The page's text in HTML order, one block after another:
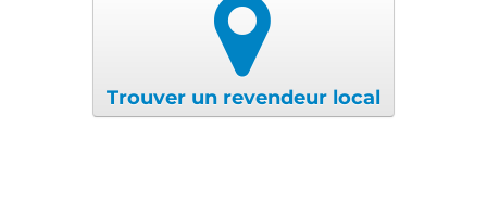
Trouver un revendeur local